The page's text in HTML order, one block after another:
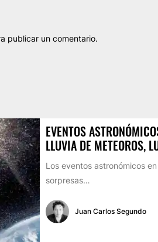
publicar un comentario.
EVENTOS
LLUVIA DE METEOROS,
Los eventos astronómicos
sorpresas…
Juan Carlos Segundo